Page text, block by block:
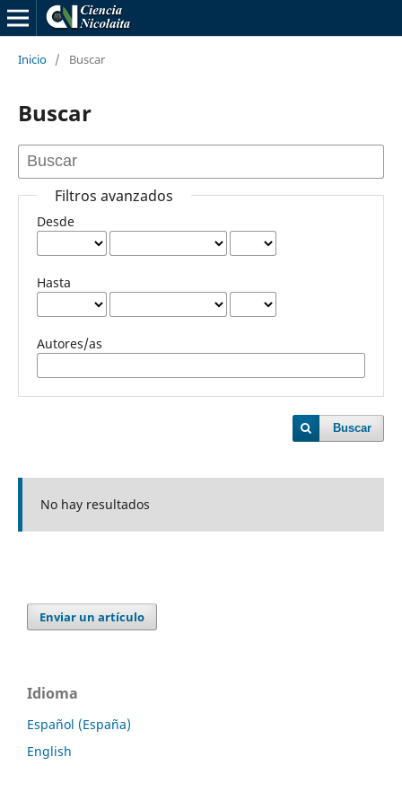
Inicio / Buscar
Buscar
Filtros avanzados
Desde
Hasta
Autores/as
Buscar
No hay resultados
Enviar un artículo
Idioma
Español (España)
English